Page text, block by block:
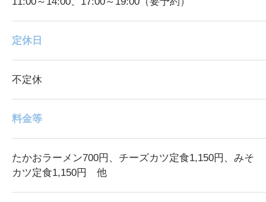
定休日
不定休
料金等
たかおラーメン700円、チーズカツ定食1,150円、みそ
カツ定食1,150円 他